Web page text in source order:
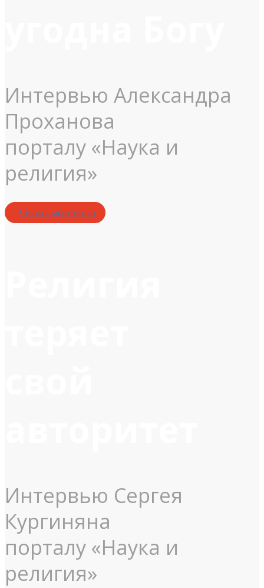
Интервью Александра
Проханова
порталу «Наука и
религия»
Читать интервью
Интервью Сергея
Кургиняна
порталу «Наука и
религия»